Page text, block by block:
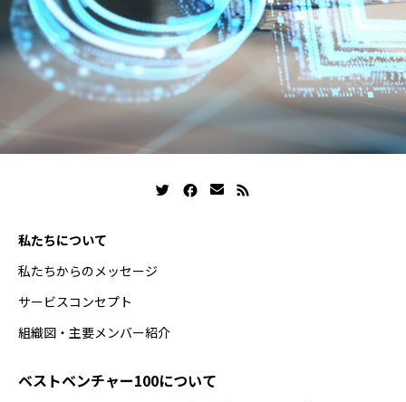
私たちについて
私たちからのメッセージ
サービスコンセプト
組織図・主要メンバー紹介
ベストベンチャー100について